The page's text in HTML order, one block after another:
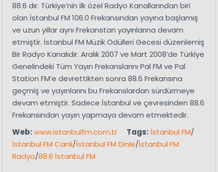
88.6 dır. Türkiye’nin ilk özel Radyo Kanallarından biri
olan İstanbul FM 106.0 Frekansından yayına başlamış
ve uzun yıllar aynı Frekanstan yayınlarına devam
etmiştir. İstanbul FM Müzik Ödülleri Gecesi düzenlemiş
Bir Radyo Kanalıdır. Aralık 2007 ve Mart 2008’de Türkiye
Genelindeki Tüm Yayın Frekanslarını Pal FM ve Pal
Station FM’e devrettikten sonra 88.6 Frekansına
geçmiş ve yayınlarını bu Frekanslardan sürdürmeye
devam etmiştir. Sadece İstanbul ve çevresinden 88.6
Frekansından yayın yapmaya devam etmektedir.
Web:www.istanbulfm.com.tr Tags: İstanbul FM/
İstanbul FM Canlı/İstanbul FM Dinle/İstanbul FM
Radyo/88.6 İstanbul FM